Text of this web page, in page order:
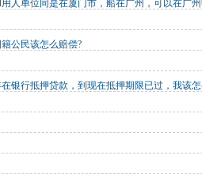
人单位同是在厦门市，船在广州，可以在广
公民该怎么赔偿?
银行抵押贷款，到现在抵押期限已过，我该